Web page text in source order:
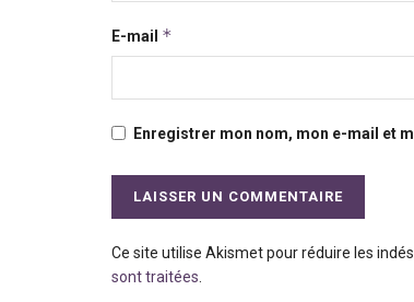
E-mail *
Enregistrer mon nom, mon e-mail et
Ce site utilise Akismet pour réduire les
sont traitées